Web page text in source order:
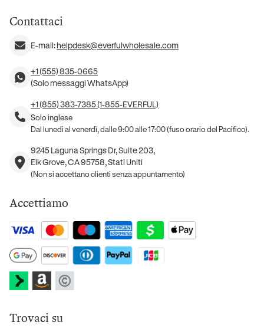
Contattaci
E-mail:helpdesk@everfulwholesale.com
+1 (555) 835-0665
(Solo messaggi WhatsApp)
+1 (855) 383-7385 (1-855-EVERFUL)
Solo inglese
Dal lunedì al venerdì, dalle 9:00 alle 17:00 (fuso orario del Pacifico).
9245 Laguna Springs Dr, Suite 203,
Elk Grove, CA 95758, Stati Uniti
(Non si accettano clienti senza appuntamento)
Accettiamo
Trovaci su